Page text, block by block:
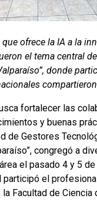
ofrece la IA a la
el tema central
donde
fortalecer las
y buenas
de Gestores
congregó a
el pasado 4 y 5 de
participó el
la Facultad de Ciencia